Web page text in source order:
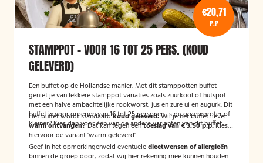
€20,71
P.P
STAMPPOT - VOOR 16 TOT 25 PERS. (KOUD
GELEVERD)
Een buffet op de Hollandse manier. Met dit stamppotten buffet
geniet je van lekkere stamppot variaties zoals zuurkool of hutspot
met een halve ambachtelijke rookworst, jus en zure ui en augurk. Dit
buffet is voor groepen van 16 tot 25 personen. Is de groep groter of
kleiner? Kies dan voor één van de andere varianten van dit buffet.
Het buffet wordt standaardkoud geleverd.Wil je het buffet liever
warm ontvangen?Dat kan tegen eentoeslag van € 3,50 p.p.Kies
hiervoor de variant 'warm geleverd'.
Geef in het opmerkingenveld eventueledieetwensen of allergieën
binnen de groep door, zodat wij hier rekening mee kunnen houden.